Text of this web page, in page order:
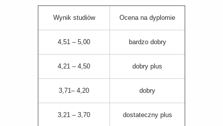
Wynik studiów Ocena na dyplomie
4,51 – 5,00 bardzo dobry
4,21 – 4,50 dobry plus
3,71– 4,20 dobry
3,21 – 3,70 dostateczny plus